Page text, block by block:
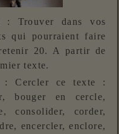
: Trouver dans vos
qui pourraient faire
20. A partir de
texte.
: Cercler ce texte :
bouger en cercle,
consolider, corder,
encercler, enclore,